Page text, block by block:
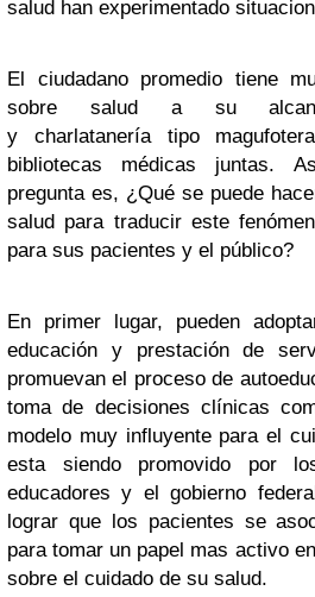
salud han experimentado
El ciudadano promedio tiene
sobre salud a su
y charlatanería tipo
bibliotecas médicas juntas.
pregunta es, ¿Qué se puede
salud para traducir este
para sus pacientes y el público?
En primer lugar, pueden
educación y prestación de
promuevan el proceso de
toma de decisiones clínicas
modelo muy influyente para el
esta siendo promovido por
educadores y el gobierno
lograr que los pacientes se
para tomar un papel mas activo
sobre el cuidado de su salud.